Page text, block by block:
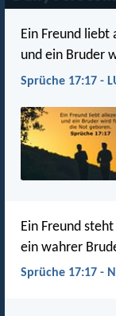
Ein Freund liebt
und ein Bruder
Sprüche 17:17 -
Ein Freund
ein wahrer
Sprüche 17:17 -